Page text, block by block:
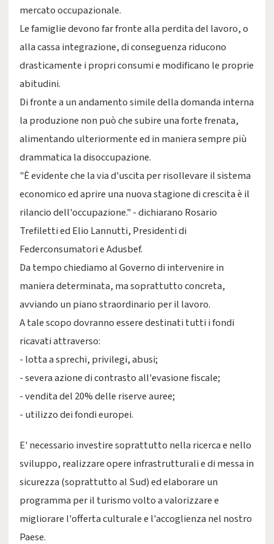
mercato occupazionale.
Le famiglie devono far fronte alla perdita del lavoro, o
alla cassa integrazione, di conseguenza riducono
drasticamente i propri consumi e modificano le proprie
abitudini.
Di fronte a un andamento simile della domanda interna
la produzione non può che subire una forte frenata,
alimentando ulteriormente ed in maniera sempre più
drammatica la disoccupazione.
"È evidente che la via d'uscita per risollevare il sistema
economico ed aprire una nuova stagione di crescita è il
rilancio dell'occupazione." - dichiarano Rosario
Trefiletti ed Elio Lannutti, Presidenti di
Federconsumatori e Adusbef.
Da tempo chiediamo al Governo di intervenire in
maniera determinata, ma soprattutto concreta,
avviando un piano straordinario per il lavoro.
A tale scopo dovranno essere destinati tutti i fondi
ricavati attraverso:
- lotta a sprechi, privilegi, abusi;
- severa azione di contrasto all'evasione fiscale;
- vendita del 20% delle riserve auree;
- utilizzo dei fondi europei.
E' necessario investire soprattutto nella ricerca e nello
sviluppo, realizzare opere infrastrutturali e di messa in
sicurezza (soprattutto al Sud) ed elaborare un
programma per il turismo volto a valorizzare e
migliorare l'offerta culturale e l'accoglienza nel nostro
Paese.